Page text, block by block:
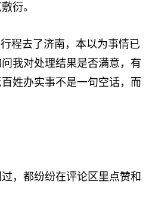
衍。
程去了济南，本以为事情已
我对处理结果是否满意，有
姓办实事不是一句空话，而
，都纷纷在评论区里点赞和